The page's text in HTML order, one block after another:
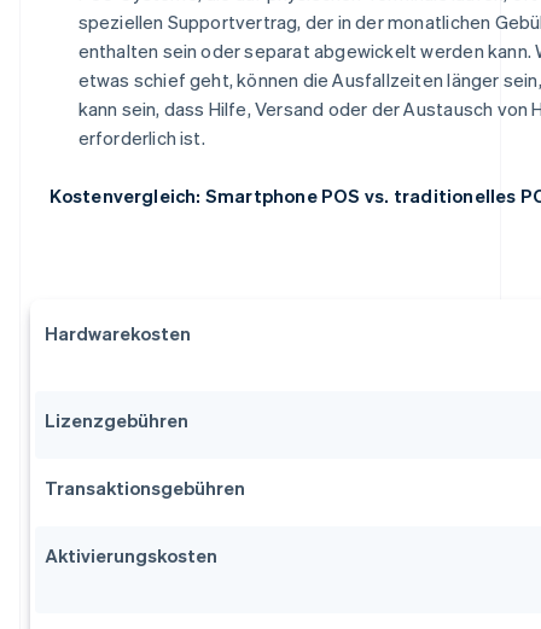
speziellen Supportvertrag, der in der monatlichen
enthalten sein oder separat abgewickelt werden kann.
etwas schief geht, können die Ausfallzeiten länger
kann sein, dass Hilfe, Versand oder der Austausch von
erforderlich ist.
Kostenvergleich: Smartphone POS vs. traditionelles
Hardwarekosten
Lizenzgebühren
Transaktionsgebühren
Aktivierungskosten